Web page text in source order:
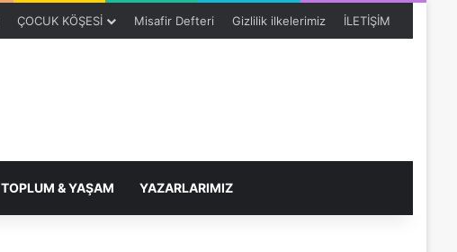
ÇOCUK KÖŞESİ Misafir Defteri Gizlilik ilkelerimiz İLETİŞİM
TOPLUM & YAŞAM YAZARLARIMIZ